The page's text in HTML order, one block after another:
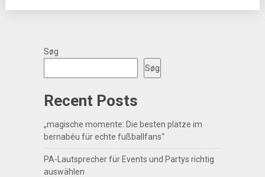
Søg
Søg
Recent Posts
„magische momente: Die besten plätze im
bernabéu für echte fußballfans“
PA-Lautsprecher für Events und Partys richtig
auswählen